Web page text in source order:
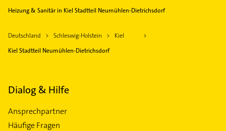
Heizung & Sanitär in Kiel Stadtteil Neumühlen-Dietrichsdorf
Deutschland Schleswig-Holstein
Kiel
Kiel Stadtteil Neumühlen-Dietrichsdorf
Dialog & Hilfe
Ansprechpartner
Häufige Fragen